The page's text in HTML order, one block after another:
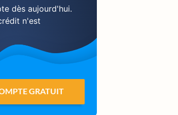
dès aujourd'hui.
n'est
GRATUIT